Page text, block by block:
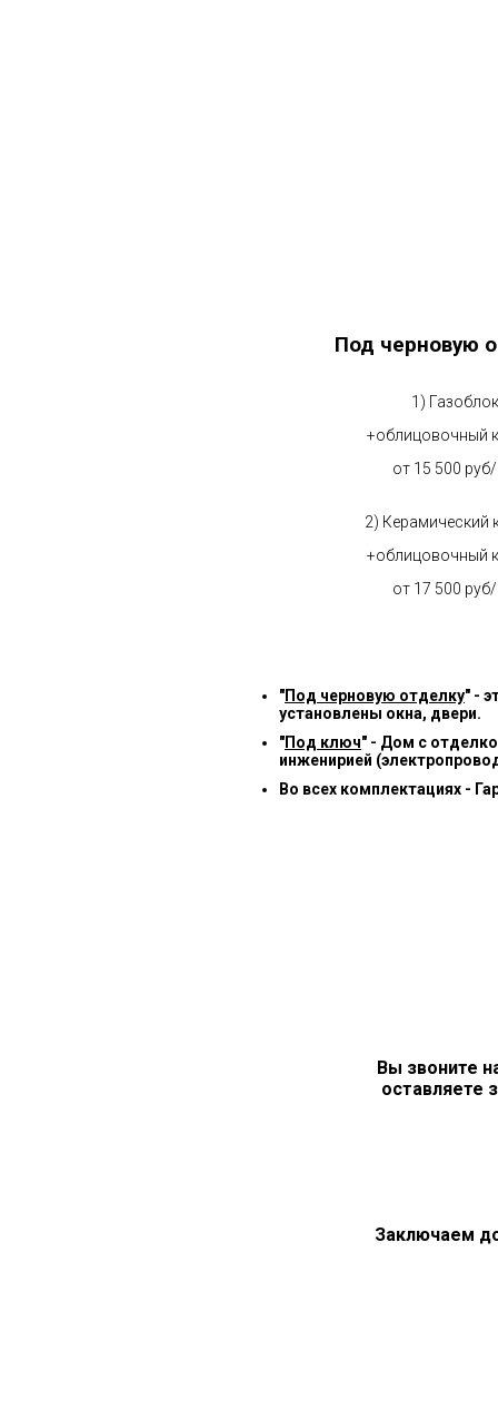
Под черновую
1) Газоблок
+облицовочный
от 15 500
2) Керамический
+облицовочный
от 17 500
"Под черновую отделку" -
установлены окна, двери.
"Под ключ" - Дом с
инженирией
Во всех комплектациях -
Вы звоните
оставляете
Заключаем